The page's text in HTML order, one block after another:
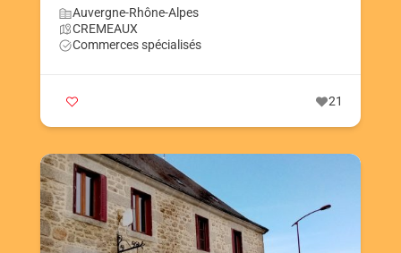
Auvergne-Rhône-Alpes
CREMEAUX
Commerces spécialisés
21